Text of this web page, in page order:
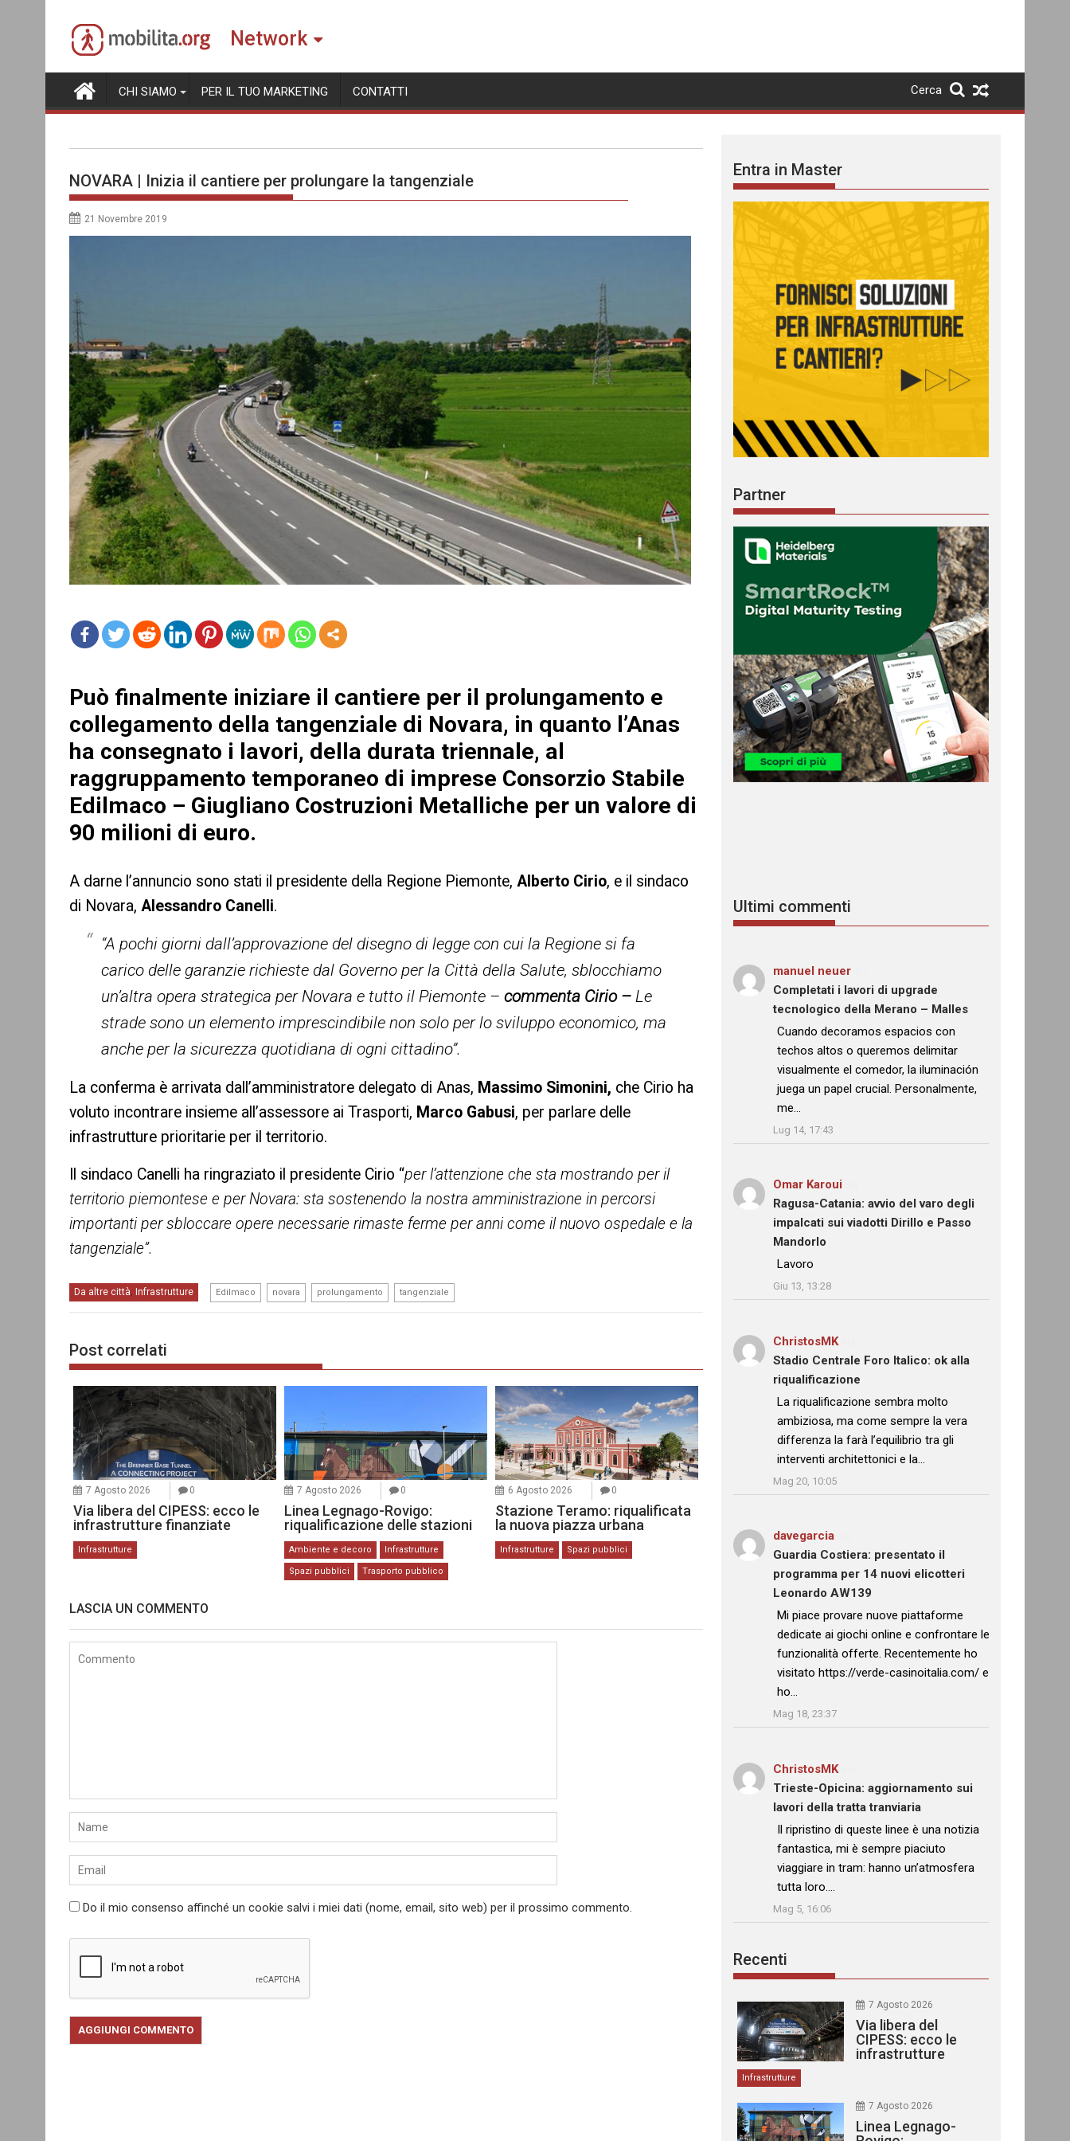
content
Network
CHI SIAMO PER IL TUO MARKETING CONTATTI Cerca
NOVARA | Inizia il cantiere per prolungare la tangenziale
21 Novembre 2019
re
Può finalmente iniziare il cantiere per il prolungamento e
collegamento della tangenziale di Novara, in quanto l’Anas
ha consegnato i lavori, della durata triennale, al
raggruppamento temporaneo di imprese Consorzio Stabile
Edilmaco – Giugliano Costruzioni Metalliche per un valore di
90 milioni di euro.
A darne l’annuncio sono stati il presidente della Regione Piemonte, Alberto Cirio, e il sindaco
di Novara, Alessandro Canelli.
“A pochi giorni dall’approvazione del disegno di legge con cui la Regione si fa
carico delle garanzie richieste dal Governo per la Città della Salute, sblocchiamo
un’altra opera strategica per Novara e tutto il Piemonte – commenta Cirio – Le
strade sono un elemento imprescindibile non solo per lo sviluppo economico, ma
anche per la sicurezza quotidiana di ogni cittadino”.
La conferma è arrivata dall’amministratore delegato di Anas, Massimo Simonini, che Cirio ha
voluto incontrare insieme all’assessore ai Trasporti, Marco Gabusi, per parlare delle
infrastrutture prioritarie per il territorio.
Il sindaco Canelli ha ringraziato il presidente Cirio “per l’attenzione che sta mostrando per il
territorio piemontese e per Novara: sta sostenendo la nostra amministrazione in percorsi
importanti per sbloccare opere necessarie rimaste ferme per anni come il nuovo ospedale e la
tangenziale”.
Da altre città, Infrastrutture Edilmaco novara prolungamento tangenziale
Post correlati
7 Agosto 2026 0
Via libera del CIPESS: ecco le
infrastrutture finanziate
Infrastrutture
7 Agosto 2026 0
Linea Legnago-Rovigo:
riqualificazione delle stazioni
Ambiente e decoro Infrastrutture
Spazi pubblici Trasporto pubblico
6 Agosto 2026 0
Stazione Teramo: riqualificata
la nuova piazza urbana
Infrastrutture Spazi pubblici
LASCIA UN COMMENTO
Do il mio consenso affinché un cookie salvi i miei dati (nome, email, sito web) per il prossimo commento.
Entra in Master
Partner
Ultimi commenti
manuel neuer
Completati i lavori di upgrade
tecnologico della Merano – Malles
: “
Cuando decoramos espacios con
techos altos o queremos delimitar
visualmente el comedor, la iluminación
juega un papel crucial. Personalmente,
me…
Lug 14, 17:43
Omar Karoui
Ragusa-Catania: avvio del varo degli
impalcati sui viadotti Dirillo e Passo
Mandorlo
: “Lavoro
Giu 13, 13:28
ChristosMKsu
Stadio Centrale Foro Italico: ok alla
riqualificazione
: “La riqualificazione sembra molto
ambiziosa, ma come sempre la vera
differenza la farà l’equilibrio tra gli
interventi architettonici e la…
Mag 20, 10:05
davegarcia
Guardia Costiera: presentato il
programma per 14 nuovi elicotteri
Leonardo AW139
: “
Mi piace provare nuove piattaforme
dedicate ai giochi online e confrontare le
funzionalità offerte. Recentemente ho
visitato https://verde-casinoitalia.com/ e
ho…
Mag 18, 23:37
ChristosMKsu
Trieste-Opicina: aggiornamento sui
lavori della tratta tranviaria
: “
Il ripristino di queste linee è una notizia
fantastica, mi è sempre piaciuto
viaggiare in tram: hanno un’atmosfera
tutta loro.…
Mag 5, 16:06
Recenti
7 Agosto 2026
Via libera del
CIPESS: ecco le
infrastrutture
Infrastrutture
7 Agosto 2026
Linea Legnago-